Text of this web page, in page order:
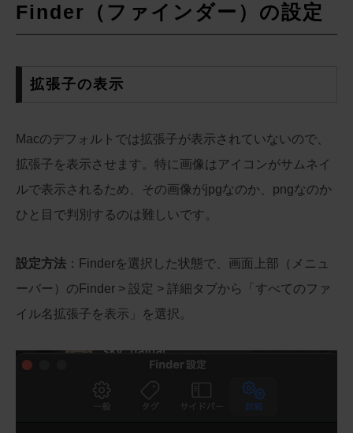
Finder（ファインダー）の設定
拡張子の表示
Macのデフォルトでは拡張子が表示されていないので、
拡張子を表示させます。特に画像はアイコンがサムネイ
ルで表示されるため、その画像がjpgなのか、pngなのか
ひと目で判別するのは難しいです。
設定方法 ：Finderを選択した状態で、画面上部（メニュ
ーバー）のFinder > 設定 > 詳細タブから「すべてのファ
イル名拡張子を表示」を選択。